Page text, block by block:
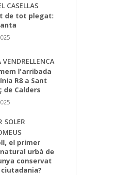
CASELLAS
de tot plegat:
VENDRELLENCA
l'arribada
R8 a Sant
de Calders
SOLER
el primer
urbà de
conservat